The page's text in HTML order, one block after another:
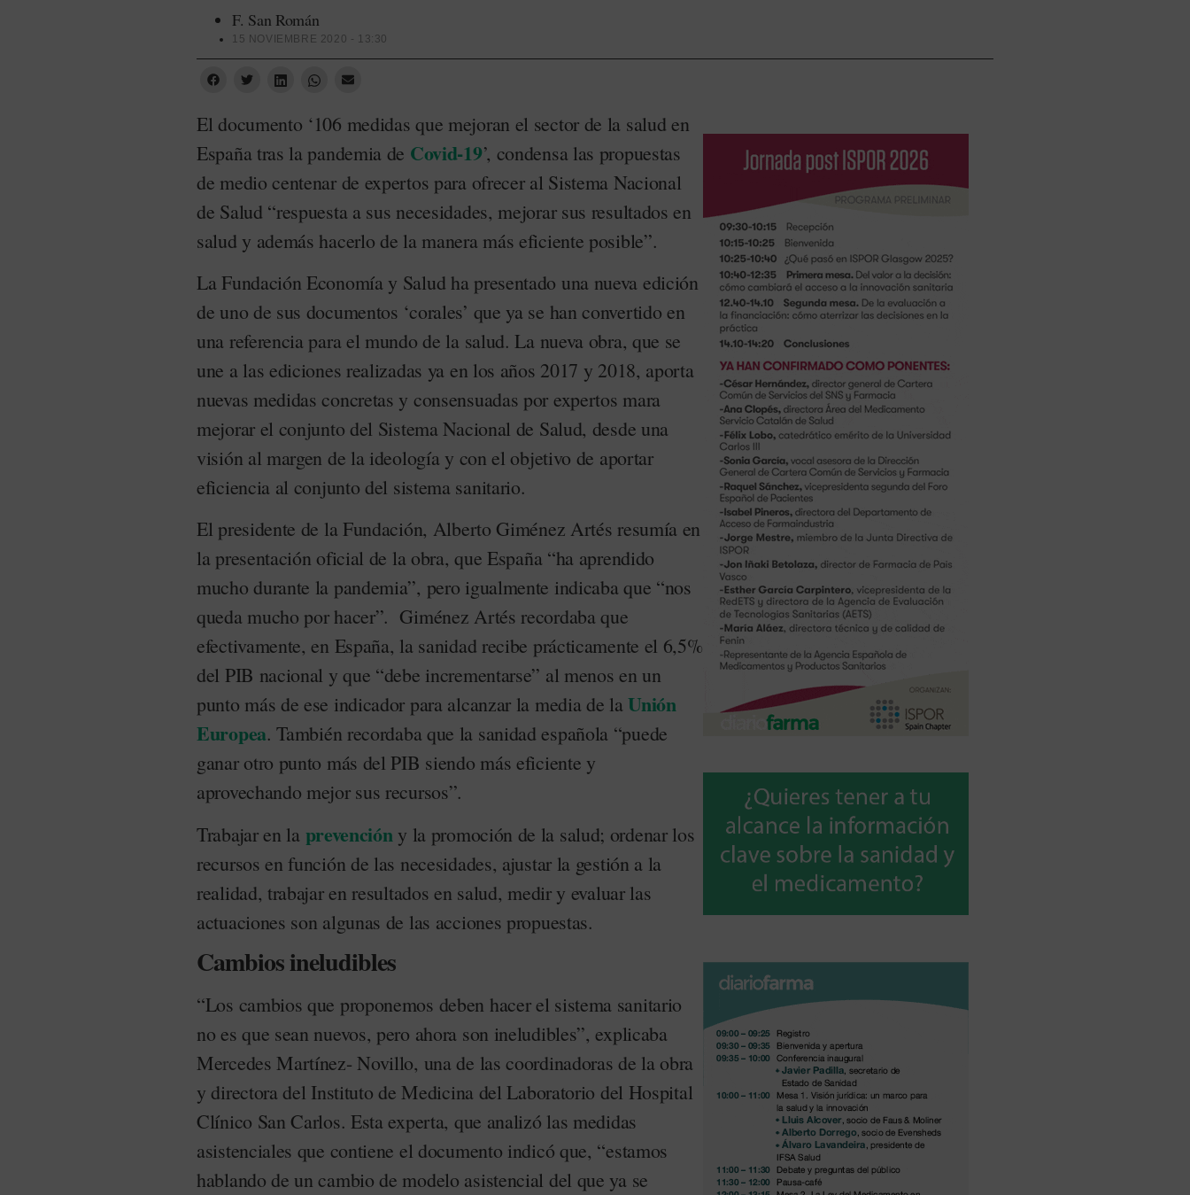
F. San Román
15 NOVIEMBRE 2020 - 13:30
El documento ‘106 medidas que mejoran el sector de la salud en
España tras la pandemia de Covid-19’, condensa las propuestas
de medio centenar de expertos para ofrecer al Sistema Nacional
de Salud “respuesta a sus necesidades, mejorar sus resultados en
salud y además hacerlo de la manera más eficiente posible”.
La Fundación Economía y Salud ha presentado una nueva edición
de uno de sus documentos ‘corales’ que ya se han convertido en
una referencia para el mundo de la salud. La nueva obra, que se
une a las ediciones realizadas ya en los años 2017 y 2018, aporta
nuevas medidas concretas y consensuadas por expertos mara
mejorar el conjunto del Sistema Nacional de Salud, desde una
visión al margen de la ideología y con el objetivo de aportar
eficiencia al conjunto del sistema sanitario.
El presidente de la Fundación, Alberto Giménez Artés resumía en
la presentación oficial de la obra, que España “ha aprendido
mucho durante la pandemia”, pero igualmente indicaba que “nos
queda mucho por hacer”. Giménez Artés recordaba que
efectivamente, en España, la sanidad recibe prácticamente el 6,5%
del PIB nacional y que “debe incrementarse” al menos en un
punto más de ese indicador para alcanzar la media de laUnión
Europea. También recordaba que la sanidad española “puede
ganar otro punto más del PIB siendo más eficiente y
aprovechando mejor sus recursos”.
Trabajar en la prevención y la promoción de la salud; ordenar los
recursos en función de las necesidades, ajustar la gestión a la
realidad, trabajar en resultados en salud, medir y evaluar las
actuaciones son algunas de las acciones propuestas.
Cambios ineludibles
“Los cambios que proponemos deben hacer el sistema sanitario
no es que sean nuevos, pero ahora son ineludibles”, explicaba
Mercedes Martínez- Novillo, una de las coordinadoras de la obra
y directora del Instituto de Medicina del Laboratorio del Hospital
Clínico San Carlos. Esta experta, que analizó las medidas
asistenciales que contiene el documento indicó que, “estamos
hablando de un cambio de modelo asistencial del que ya se